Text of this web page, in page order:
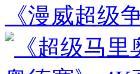
《漫威超级